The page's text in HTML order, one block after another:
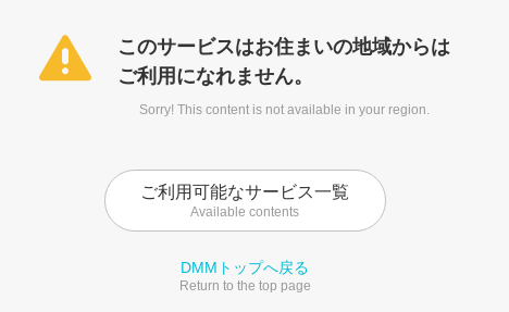
このサービスはお住まいの地域からは
ご利用になれません。
Sorry! This content is not available in your region.
ご利用可能なサービス一覧
Available contents
DMMトップへ戻る
Return to the top page